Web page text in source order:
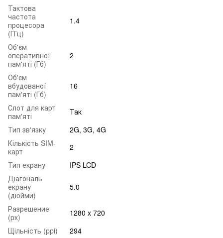
Тактова
частота
процесора
(ГГц)
1.4
Об'єм
оперативної
пам'яті (Гб)
2
Об'єм
вбудованої
пам'яті (Гб)
16
Слот для карт
пам'яті
Так
Тип зв'язку
2G, 3G, 4G
Кількість SIM-
карт
2
Тип екрану
IPS LCD
Діагональ
екрану
(дюйми)
5.0
Разрешение
(px)
1280 x 720
Щільність (ppi)
294